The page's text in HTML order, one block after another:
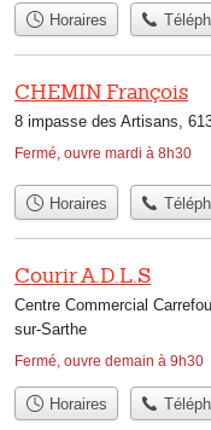
Horaires
CHEMIN François
8 impasse des Artisans,
Fermé, ouvre mardi à 8h30
Horaires
Courir A.D.L.S
Centre Commercial
sur-Sarthe
Fermé, ouvre demain à 9h30
Horaires